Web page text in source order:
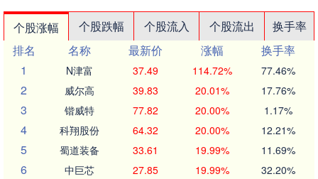
个股涨幅 个股跌幅 个股流入 个股流出
换手率
排名
名称 最新价 涨幅
换手率
1
N津富 37.49 114.72% 77.46%
2 威尔高 39.83 20.01% 17.76%
3 锴威特 77.82 20.00% 1.17%
4 科翔股份 64.32 20.00% 12.21%
5 蜀道装备 33.61 19.99% 11.69%
6 中巨芯 27.85 19.99% 32.20%